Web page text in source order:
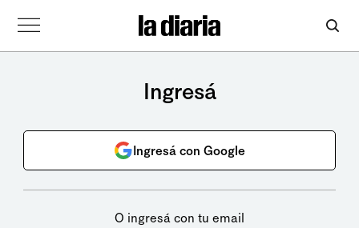
Ingresá
Ingresá con Google
O ingresá con tu email